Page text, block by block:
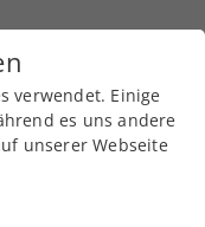
verwendet. Einige
es uns andere
unserer Webseite